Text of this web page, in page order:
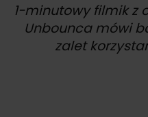
1-minutowy filmik z
Unbounca mówi
zalet